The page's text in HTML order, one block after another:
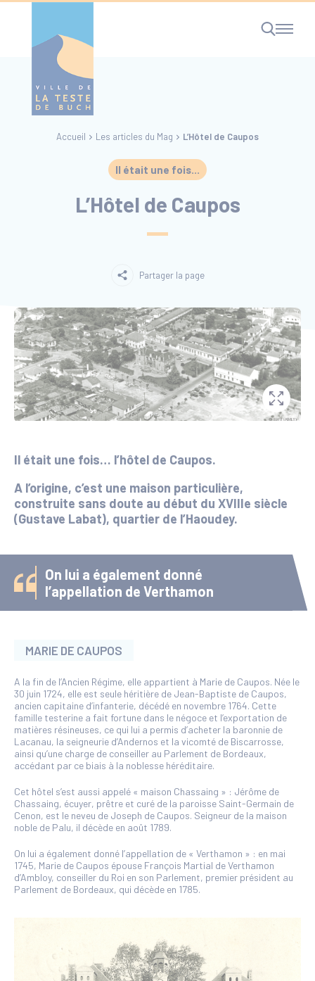
Accueil Les articles du Mag L’Hôtel de Caupos
Il était une fois...
L’Hôtel de Caupos
Partager la page
Il était une fois… l’hôtel de Caupos.
A l’origine, c’est une maison particulière,
construite sans doute au début du XVIIIe siècle
(Gustave Labat), quartier de l’Haoudey.
On lui a également donné
l’appellation de Verthamon
MARIE DE CAUPOS
A la fin de l’Ancien Régime, elle appartient à Marie de Caupos. Née le
30 juin 1724, elle est seule héritière de Jean-Baptiste de Caupos,
ancien capitaine d’infanterie, décédé en novembre 1764. Cette
famille testerine a fait fortune dans le négoce et l’exportation de
matières résineuses, ce qui lui a permis d’acheter la baronnie de
Lacanau, la seigneurie d’Andernos et la vicomté de Biscarrosse,
ainsi qu’une charge de conseiller au Parlement de Bordeaux,
accédant par ce biais à la noblesse héréditaire.
Cet hôtel s’est aussi appelé « maison Chassaing » : Jérôme de
Chassaing, écuyer, prêtre et curé de la paroisse Saint-Germain de
Cenon, est le neveu de Joseph de Caupos. Seigneur de la maison
noble de Palu, il décède en août 1789.
On lui a également donné l’appellation de « Verthamon » : en mai
1745, Marie de Caupos épouse François Martial de Verthamon
d’Ambloy, conseiller du Roi en son Parlement, premier président au
Parlement de Bordeaux, qui décède en 1785.
Cookies management panel